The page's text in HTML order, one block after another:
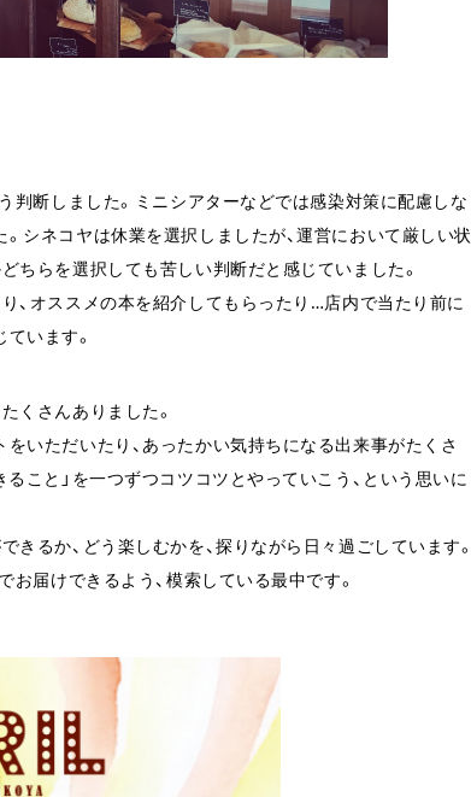
判断しました。ミニシアターなどでは感染対策に配慮しな
シネコヤは休業を選択しましたが、運営において厳しい状
ちらを選択しても苦しい判断だと感じていました。
、オススメの本を紹介してもらったり…店内で当たり前に
います。
くさんありました。
いただいたり、あったかい気持ちになる出来事がたくさ
こと」を一つずつコツコツとやっていこう、という思いに
るか、どう楽しむかを、探りながら日々過ごしています。
お届けできるよう、模索している最中です。